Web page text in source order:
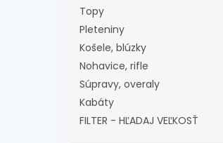
Topy
Pleteniny
Košele, blúzky
Nohavice, rifle
Súpravy, overaly
Kabáty
FILTER - HĽADAJ VEĽKOSŤ